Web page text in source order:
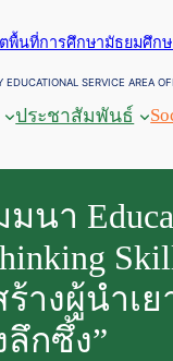
พื้นที่การศึกษามัธยมศึก
EDUCATIONAL SERVICE AREA
ประชาสัมพันธ์
นา
ร้างผู้นำเ
กซึ้ง”